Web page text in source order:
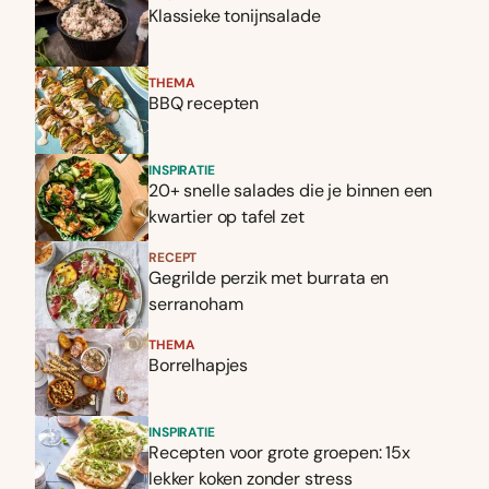
Klassieke tonijnsalade
THEMA
BBQ recepten
INSPIRATIE
20+ snelle salades die je binnen een
kwartier op tafel zet
RECEPT
Gegrilde perzik met burrata en
serranoham
THEMA
Borrelhapjes
INSPIRATIE
Recepten voor grote groepen: 15x
lekker koken zonder stress